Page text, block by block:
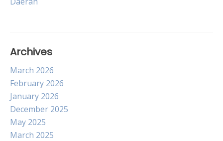
Archives
March 2026
February 2026
January 2026
December 2025
May 2025
March 2025